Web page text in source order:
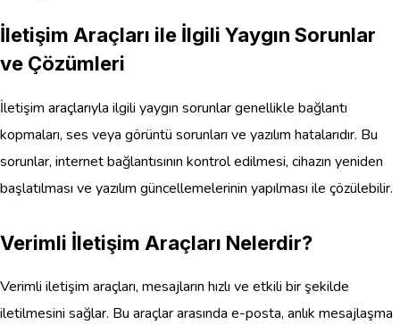
İletişim Araçları ile İlgili Yaygın Sorunlar
ve Çözümleri
İletişim araçlarıyla ilgili yaygın sorunlar genellikle bağlantı
kopmaları, ses veya görüntü sorunları ve yazılım hatalarıdır. Bu
sorunlar, internet bağlantısının kontrol edilmesi, cihazın yeniden
başlatılması ve yazılım güncellemelerinin yapılması ile çözülebilir.
Verimli İletişim Araçları Nelerdir?
Verimli iletişim araçları, mesajların hızlı ve etkili bir şekilde
iletilmesini sağlar. Bu araçlar arasında e-posta, anlık mesajlaşma